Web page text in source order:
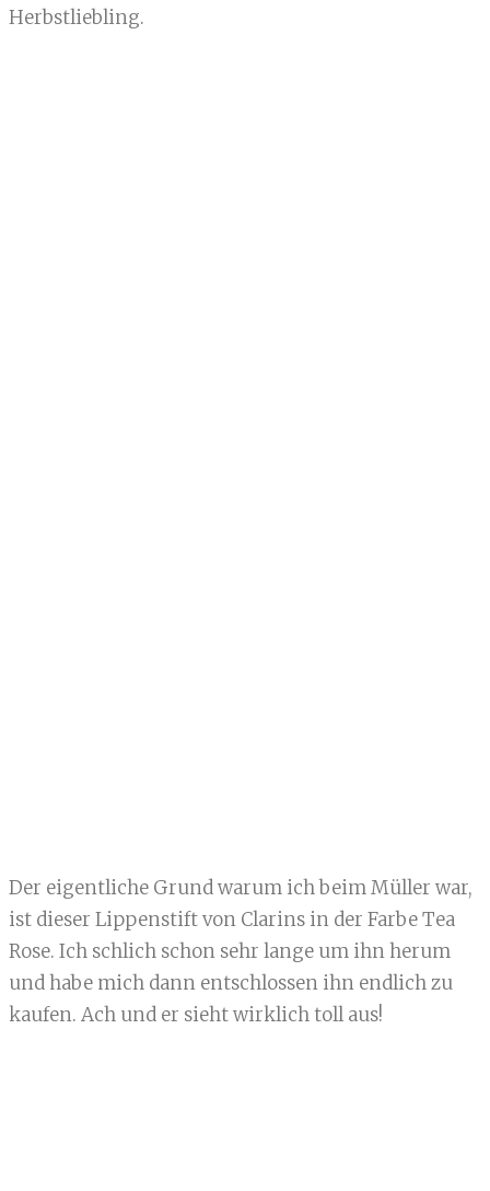
Herbstliebling.
Der eigentliche Grund warum ich beim Müller war,
ist dieser Lippenstift von Clarins in der Farbe Tea
Rose. Ich schlich schon sehr lange um ihn herum
und habe mich dann entschlossen ihn endlich zu
kaufen. Ach und er sieht wirklich toll aus!